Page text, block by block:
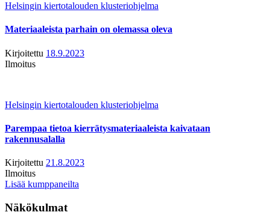
Helsingin kiertotalouden klusteriohjelma
Materiaaleista parhain on olemassa oleva
Kirjoitettu 18.9.2023
Ilmoitus
Helsingin kiertotalouden klusteriohjelma
Parempaa tietoa kierrätysmateriaaleista kaivataan
rakennusalalla
Kirjoitettu 21.8.2023
Ilmoitus
Lisää kumppaneilta
Näkökulmat